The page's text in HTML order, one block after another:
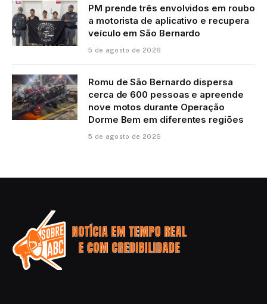
PM prende três envolvidos em roubo
a motorista de aplicativo e recupera
veículo em São Bernardo
5 de agosto de 2026
Romu de São Bernardo dispersa
cerca de 600 pessoas e apreende
nove motos durante Operação
Dorme Bem em diferentes regiões
5 de agosto de 2026